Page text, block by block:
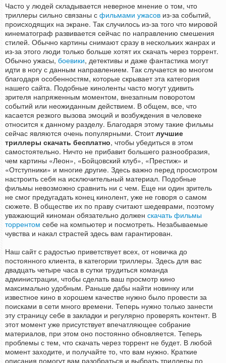
Часто у людей складывается неверное мнение о том, что
триллеры сильно связаны с фильмами ужасов из-за событий,
происходящих на экране. Так случилось из-за того что мировой
кинематограф развивается сейчас по направлению смешения
стилей. Обычно картины снимают сразу в нескольких жанрах и
из-за этого люди только больше хотят их скачать через торрент.
Обычно ужасы, боевики, детективы и даже фантастика могут
идти в ногу с данным направлением. Так случается во многом
благодаря особенностям, которые скрывает эта категория
нашего сайта. Подобные киноленты часто могут удивить
зрителя напряженным моментом, внезапным поворотом
событий или неожиданным действием. В общем, все, что
касается резкого вызова эмоций и возбуждения в человеке
относится к данному разделу. Благодаря этому такие фильмы
сейчас являются очень популярными. Стоитлучшие
триллеры скачать бесплатно, чтобы убедиться в этом
самостоятельно. Ничто не прибавит большего разнообразия,
чем картины «Леон», «Бойцовский клуб», «Престиж» и
«Отступники» и многие другие. Здесь важно перед просмотром
настроить себя на исключительный материал. Подобные
фильмы невозможно сравнить ни с чем. Еще ни один зритель
не смог предугадать конец кинолент, уже не говоря о самом
сюжете. В обществе их по праву считают шедеврами, поэтому
уважающий киноман обязательно должен скачать фильмы
торрентом себе на компьютер и посмотреть. Незабываемые
чувства и накал страстей здесь вам гарантирован.
Наш сайт с радостью приветствует всех, от новичка до
постоянного клиента, в категории триллеры. Здесь для вас
двадцать четыре часа в сутки трудиться команда
администрации, чтобы сделать ваш просмотр кино
максимально удобным. Раньше дабы найти новинку или
известное кино в хорошем качестве нужно было провести за
поисками в сети много времени. Теперь нужно только занести
эту страницу себе в закладки и регулярно проверять контент. В
этот момент уже присутствует впечатляющее собрание
материалов, при этом оно постоянно обновляется. Теперь
проблемы с тем, что скачать через торрент не будет. В любой
момент заходите, и получайте то, что вам нужно. Краткие
описания помогут вам разобраться и выбрать триллеры по